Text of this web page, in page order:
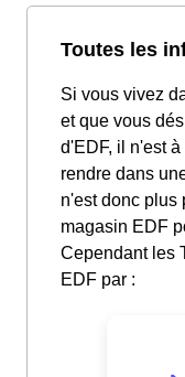
Toutes les
Si vous vivez
et que vous
d'EDF, il n'est
rendre dans
n'est donc plus
magasin EDF
Cependant les
EDF par :